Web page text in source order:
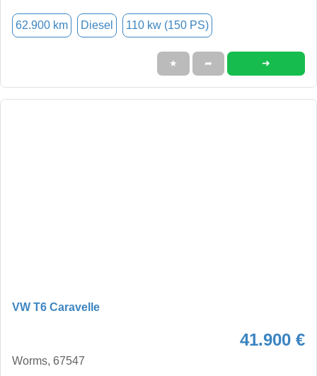
62.900 km Diesel 110 kw (150 PS)
★ ➦ ➜
VW T6 Caravelle
41.900 €
Worms, 67547